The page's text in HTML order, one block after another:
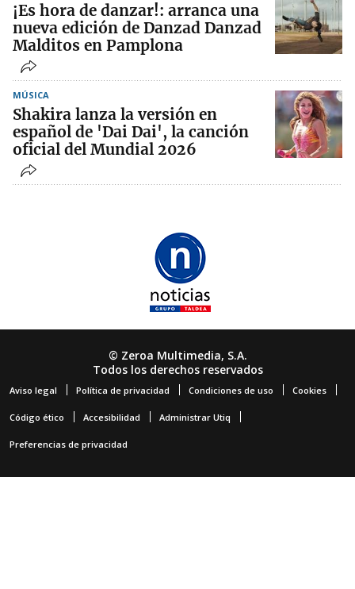
¡Es hora de danzar!: arranca una
nueva edición de Danzad Danzad
Malditos en Pamplona
MÚSICA
Shakira lanza la versión en
español de 'Dai Dai', la canción
oficial del Mundial 2026
© Zeroa Multimedia, S.A.
Todos los derechos reservados
Aviso legal Política de privacidad Condiciones de uso Cookies
Código ético Accesibilidad Administrar Utiq
Preferencias de privacidad